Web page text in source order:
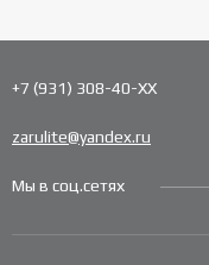
+7 (931) 308-40-ХХ
zarulite@yandex.ru
Мы в соц.сетях